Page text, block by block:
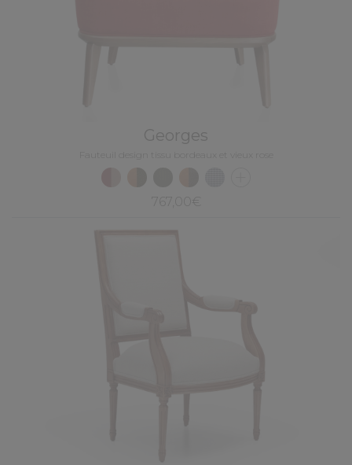
Georges
Fauteuil design tissu bordeaux et vieux rose
767,00€